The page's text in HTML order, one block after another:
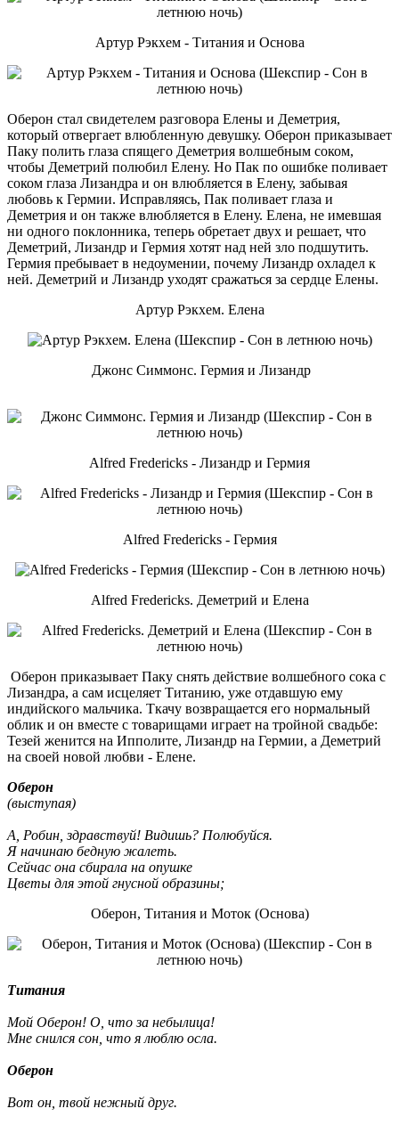
Артур Рэкхем - Титания и Основа
Оберон стал свидетелем разговора Елены и Деметрия,
который отвергает влюбленную девушку. Оберон приказывает
Паку полить глаза спящего Деметрия волшебным соком,
чтобы Деметрий полюбил Елену. Но Пак по ошибке поливает
соком глаза Лизандра и он влюбляется в Елену, забывая
любовь к Гермии. Исправляясь, Пак поливает глаза и
Деметрия и он также влюбляется в Елену. Елена, не имевшая
ни одного поклонника, теперь обретает двух и решает, что
Деметрий, Лизандр и Гермия хотят над ней зло подшутить.
Гермия пребывает в недоумении, почему Лизандр охладел к
ней. Деметрий и Лизандр уходят сражаться за сердце Елены.
Артур Рэкхем. Елена
Джонс Симмонс. Гермия и Лизандр
Alfred Fredericks - Лизандр и Гермия
Alfred Fredericks - Гермия
Alfred Fredericks. Деметрий и Елена
Оберон приказывает Паку снять действие волшебного сока с
Лизандра, а сам исцеляет Титанию, уже отдавшую ему
индийского мальчика. Ткачу возвращается его нормальный
облик и он вместе с товарищами играет на тройной свадьбе:
Тезей женится на Ипполите, Лизандр на Гермии, а Деметрий
на своей новой любви - Елене.
Оберон
(выступая)
А, Робин, здравствуй! Видишь? Полюбуйся.
Я начинаю бедную жалеть.
Сейчас она сбирала на опушке
Цветы для этой гнусной образины;
Оберон, Титания и Моток (Основа)
Титания
Мой Оберон! О, что за небылица!
Мне снился сон, что я люблю осла.
Оберон
Вот он, твой нежный друг.